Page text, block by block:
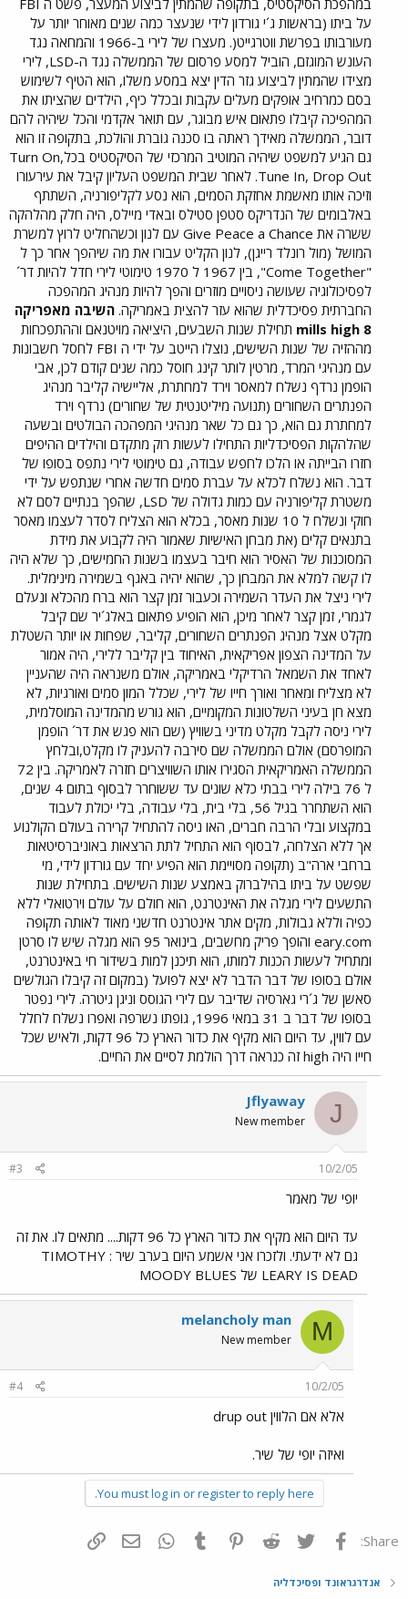
במהפכת הסיקסטיס, בתקופה שהמתין לביצוע המעצר, פשט ה FBI
על ביתו (בראשות ג´י גורדון לידי שנעצר כמה שנים מאוחר יותר על
מעורבותו בפרשת ווטרגייט(. מעצרו של לירי ב-1966 והמחאה נגד
העונש המוגזם, הוביל למסע פרסום של הממשלה נגד ה-LSD, לירי
מצידו שהמתין לביצוע גזר הדין יצא במסע משלו, הוא הטיף לשימוש
בסם כמרחיב אופקים מעלים עקבות ובכלל כיף, הילדים שהציתו את
המהפיכה קיבלו פתאום איש מבוגר, עם תואר אקדמי והכל שיהיה להם
דובר, הממשלה מאידך ראתה בו סכנה גוברת והולכת, בתקופה זו הוא
גם הגיע למשפט שיהיה המוטיב המרכזי של הסיקסטיס בכלTurn On,
Tune In, Drop Out. לאחר שבית המשפט העליון קיבל את עירעורו
וזיכה אותו מאשמת אחזקת הסמים, הוא נסע לקליפורניה, השתתף
באלבומים של הנדריקס סטפן סטילס ובאדי מיילס, היה חלק מהלהקה
ששרה את Give Peace a Chance עם לנון וכשהחליט לרוץ למשרת
המושל (מול רונלד רייגן), לנון הקליט עבורו את מה שיהפך אחר כך ל
"Come Together", בין 1967 ל 1970 טימוטי לירי חדל להיות דר´
לפסיכולוגיה שעושה ניסויים מוזרים והפך להיות מנהיג המהפכה
החברתית פסיכדלית שהוא עזר להצית באמריקה. השיבה מאפריקה
8 mills high
תחילת שנות השבעים, היציאה מויטנאם וההתפכחות
מההזיה של שנות השישים, נוצלו הייטב על ידי ה FBI לחסל חשבונות
עם מנהיגי המרד, מרטין לותר קינג חוסל כמה שנים קודם לכן, אבי
הופמן נרדף נשלח למאסר וירד למחתרת, אליישיה קליבר מנהיג
הפנתרים השחורים (תנועה מיליטנטית של שחורים) נרדף וירד
למחתרת גם הוא, כך גם כל שאר מנהיגי המפהכה הבולטים ובשעה
שהלהקות הפסיכדליות התחילו לעשות רוק מתקדם והילדים ההיפים
חזרו הבייתה או הלכו לחפש עבודה, גם טימוטי לירי נתפס בסופו של
דבר. הוא נשלח לכלא על עברת סמים חדשה אחרי שנתפש על ידי
משטרת קליפורניה עם כמות גדולה של LSD, שהפך בנתיים לסם לא
חוקי ונשלח ל 10 שנות מאסר, בכלא הוא הצליח לסדר לעצמו מאסר
בתנאים קלים (את מבחן האישיות שאמור היה לקבוע את מידת
המסוכנות של האסיר הוא חיבר בעצמו בשנות החמישים, כך שלא היה
לו קשה למלא את המבחן כך, שהוא יהיה באגף בשמירה מינימלית.
לירי ניצל את העדר השמירה וכעבור זמן קצר הוא ברח מהכלא ונעלם
לגמרי, זמן קצר לאחר מיכן, הוא הופיע פתאום באלג´יר שם קיבל
מקלט אצל מנהיג הפנתרים השחורים, קליבר, שפחות או יותר השטלת
על המדינה הצפון אפריקאית, האיחוד בין קליבר ללירי, היה אמור
לאחד את השמאל הרדיקלי באמריקה, אולם משנראה היה שהעניין
לא מצליח ומאחר ואורך חייו של לירי, שכלל המון סמים ואורגיות, לא
מצא חן בעיני השלטונות המקומיים, הוא גורש מהמדינה המוסלמית,
לירי ניסה לקבל מקלט מדיני בשוויץ (שם הוא פגש את דר´ הופמן
המופרסם) אולם הממשלה שם סירבה להעניק לו מקלט,ובלחץ
הממשלה האמריקאית הסגירו אותו השוויצרים חזרה לאמריקה. בין 72
ל 76 בילה לירי בבתי כלא שונים עד ששוחרר לבסוף בתום 4 שנים,
הוא השתחרר בגיל 56, בלי בית, בלי עבודה, בלי יכולת לעבוד
במקצוע ובלי הרבה חברים, האו ניסה להתחיל קרירה בעולם הקולנוע
אך ללא הצלחה, לבסוף הוא התחיל לתת הרצאות באוניברסיטאות
ברחבי ארה"ב (תקופה מסויימת הוא הפיע יחד עם גורדון לידי, מי
שפשט על ביתו בהילברוק באמצע שנות השישים. בתחילת שנות
התשעים לירי מגלה את האינטרנט, הוא חולם על עולם וירטואלי ללא
כפיה וללא גבולות, מקים אתר אינטרנט חדשני מאוד לאותה תקופה
eary.com והופך פריק מחשבים, בינואר 95 הוא מגלה שיש לו סרטן
ומתחיל לעשות הכנות למותו, הוא תיכנן למות בשידור חי באינטרנט,
אולם בסופו של דבר הדבר לא יצא לפועל (במקום זה קיבלו הגולשים
סאשן של ג´רי גארסיה שדיבר עם לירי הגוסס וניגן גיטרה. לירי נפטר
בסופו של דבר ב 31 במאי 1996, גופתו נשרפה ואפרו נשלח לחלל
עם לווין, עד היום הוא מקיף את כדור הארץ כל 96 דקות, ולאיש שכל
חייו היה high זה כנראה דרך הולמת לסיים את החיים.
J
Jflyaway
New member
10/2/05
#3
יופי של מאמר
עד היום הוא מקיף את כדור הארץ כל 96 דקות.... מתאים לו. את זה
גם לא ידעתי. ולזכרו אני אשמע היום בערב שיר : TIMOTHY
LEARY IS DEAD של MOODY BLUES
M
melancholy man
New member
10/2/05
#4
אלא אם הלווין drup out
ואיזה יופי של שיר.
You must log in or register to reply here.
Share: פייסבוק Twitter
Reddit
Pinterest
Tumblr
WhatsAppדואר אלקטרוני
אנדרגראונד ופסיכדליה